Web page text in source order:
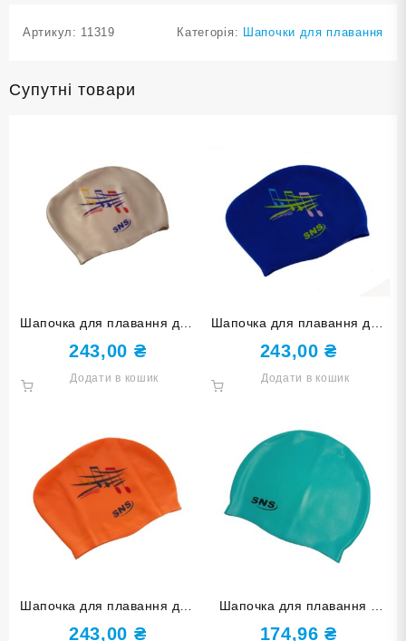
Артикул: 11319 Категорія: Шапочки для плавання
Супутні товари
Шапочка для плавання для
довгого волосся SNS KW-
1СЕ silver music
243,00 ₴
Додати в кошик
Шапочка для плавання для
довгого волосся SNS KW-1С
dark blue music
243,00₴
Додати в кошик
Шапочка для плавання для
довгого волосся SNS KW-
243,00 ₴
Шапочка для плавання у
футлярі SNS зелена SC-З
174,96₴